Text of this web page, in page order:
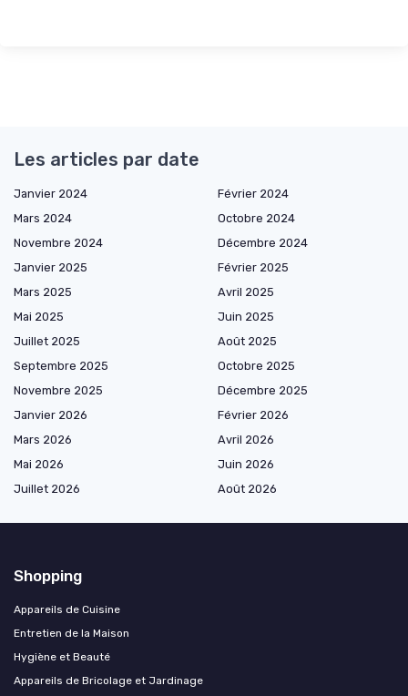
Les articles par date
Janvier 2024
Février 2024
Mars 2024
Octobre 2024
Novembre 2024
Décembre 2024
Janvier 2025
Février 2025
Mars 2025
Avril 2025
Mai 2025
Juin 2025
Juillet 2025
Août 2025
Septembre 2025
Octobre 2025
Novembre 2025
Décembre 2025
Janvier 2026
Février 2026
Mars 2026
Avril 2026
Mai 2026
Juin 2026
Juillet 2026
Août 2026
Shopping
Appareils de Cuisine
Entretien de la Maison
Hygiène et Beauté
Appareils de Bricolage et Jardinage